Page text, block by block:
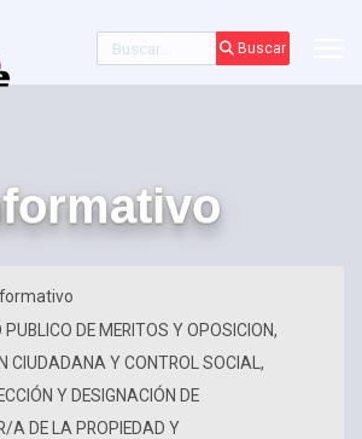
Buscar Buscar
PUBLICO DE MERITOS Y OPOSICION,
CIUDADANA Y CONTROL SOCIAL,
Y DESIGNACIÓN DE
A DE LA PROPIEDAD Y